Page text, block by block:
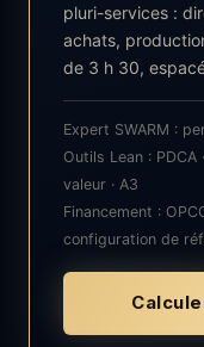
pluri-services :
achats,
de 3 h 30,
Expert SWARM :
Outils Lean : PDCA
valeur · A3
Financement :
configuration de